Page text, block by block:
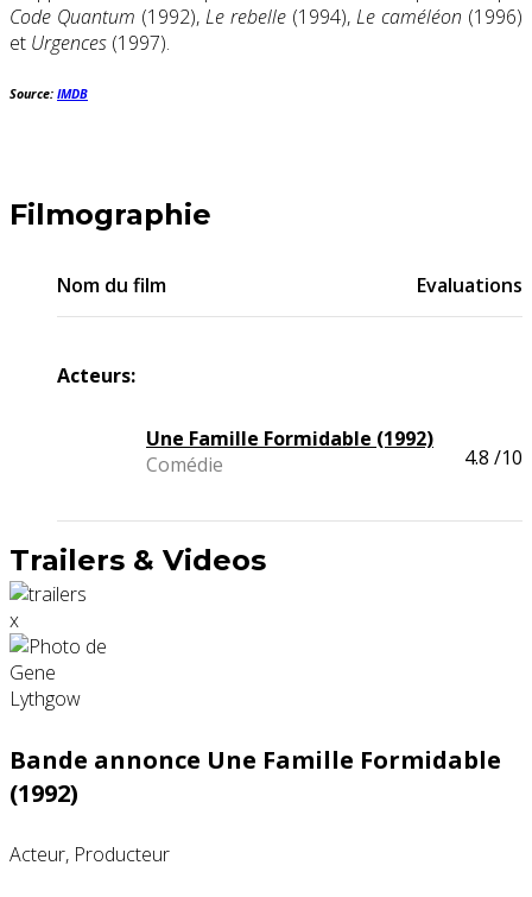
Code Quantum (1992), Le rebelle (1994), Le caméléon (1996)
et Urgences (1997).
Source: IMDB
Filmographie
Nom du film Evaluations
Acteurs:
Une Famille Formidable (1992)
Comédie
4.8 /10
Trailers & Videos
x
Bande annonce Une Famille Formidable
(1992)
Acteur, Producteur